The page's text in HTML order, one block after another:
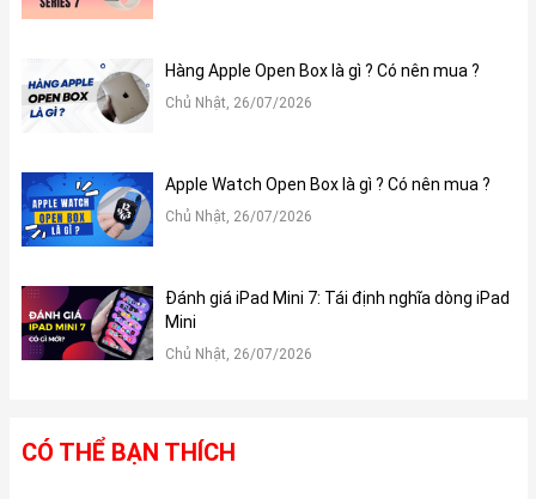
Hàng Apple Open Box là gì ? Có nên mua ?
Chủ Nhật, 26/07/2026
Apple Watch Open Box là gì ? Có nên mua ?
Chủ Nhật, 26/07/2026
Đánh giá iPad Mini 7: Tái định nghĩa dòng iPad
Mini
Chủ Nhật, 26/07/2026
CÓ THỂ BẠN THÍCH